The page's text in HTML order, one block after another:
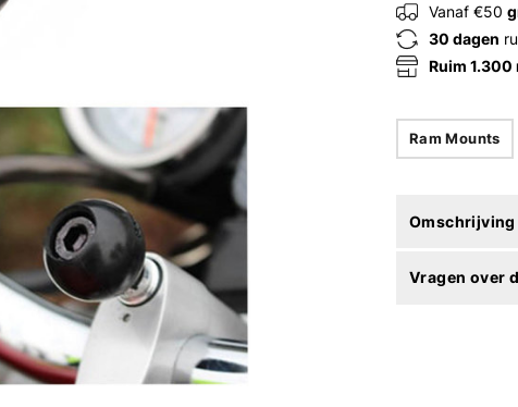
Vanaf €50
30 dagen
Ruim 1.300
Ram Mounts
Omschrijving
Vragen over